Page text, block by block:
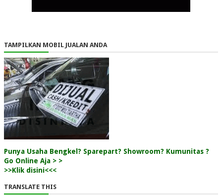
TAMPILKAN MOBIL JUALAN ANDA
Punya Usaha Bengkel? Sparepart? Showroom? Kumunitas ?
Go Online Aja > >
>>Klik disini<<<
TRANSLATE THIS